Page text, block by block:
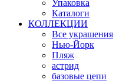
Упаковка
Каталоги
КОЛЛЕКЦИИ
Все украшения
Нью-Йорк
Пляж
астрид
базовые цепи